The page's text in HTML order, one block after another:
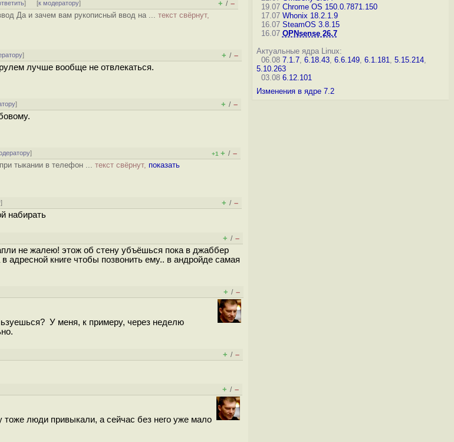
] [к модератору] + / –
Да и зачем вам рукописный ввод на ... текст свёрнут,
] + / –
лучше вообще не отвлекаться.
] + / –
] +1 + / –
тыкании в телефон ... текст свёрнут, показать
] + / –
набирать
+ / –
не жалею! этож об стену убъёшься пока в джаббер
адресной книге чтобы позвонить ему.. в андройде самая
+ / –
У меня, к примеру, через неделю
+ / –
+ / –
люди привыкали, а сейчас без него уже мало
19.07 Chrome OS 150.0.7871.150
17.07 Whonix 18.2.1.9
16.07 SteamOS 3.8.15
16.07 OPNsense 26.7
Актуальные ядра Linux:
06.08 7.1.7, 6.18.43, 6.6.149, 6.1.181, 5.15.214,
5.10.263
03.08 6.12.101
Изменения в ядре 7.2